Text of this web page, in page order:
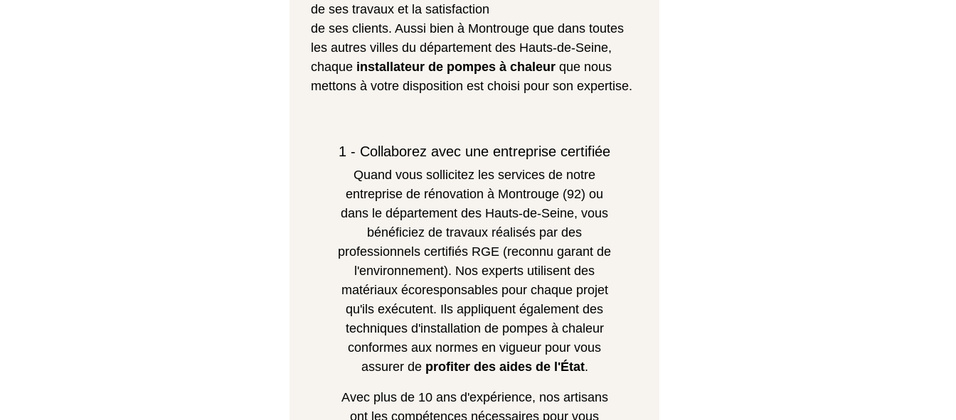
de ses travaux et la satisfaction
de ses clients. Aussi bien à Montrouge que dans toutes
les autres villes du département des Hauts-de-Seine,
chaque installateur de pompes à chaleur que nous
mettons à votre disposition est choisi pour son expertise.
1 - Collaborez avec une entreprise certifiée
Quand vous sollicitez les services de notre
entreprise de rénovation à Montrouge (92) ou
dans le département des Hauts-de-Seine, vous
bénéficiez de travaux réalisés par des
professionnels certifiés RGE (reconnu garant de
l'environnement). Nos experts utilisent des
matériaux écoresponsables pour chaque projet
qu'ils exécutent. Ils appliquent également des
techniques d'installation de pompes à chaleur
conformes aux normes en vigueur pour vous
assurer de profiter des aides de l'État.
Avec plus de 10 ans d'expérience, nos artisans
ont les compétences nécessaires pour vous